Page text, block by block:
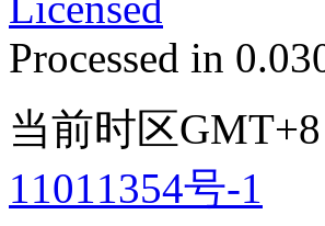
Processed in
当前时区
11011354号-1